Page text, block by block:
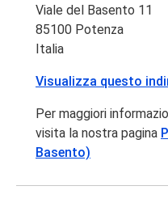
Viale del Basento 11
85100 Potenza
Italia
Visualizza questo
Per maggiori
visita la nostra pagina
Basento)